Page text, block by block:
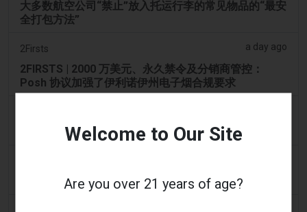
大多数航空公司“禁止”放入托运行李的常见物品的“最安
全打包方法”
2Firsts a day ago
2FIRSTS | 2000 万美元、永久禁令及分销商管控：
Posh 协议加强了伊利诺伊州电子烟合规要求
烟草法案：Dhlomo 呼吁采取危害减少方法
司机协助调查，车内发现电子烟
Welcome to Our Site
Are you over 21 years of age?